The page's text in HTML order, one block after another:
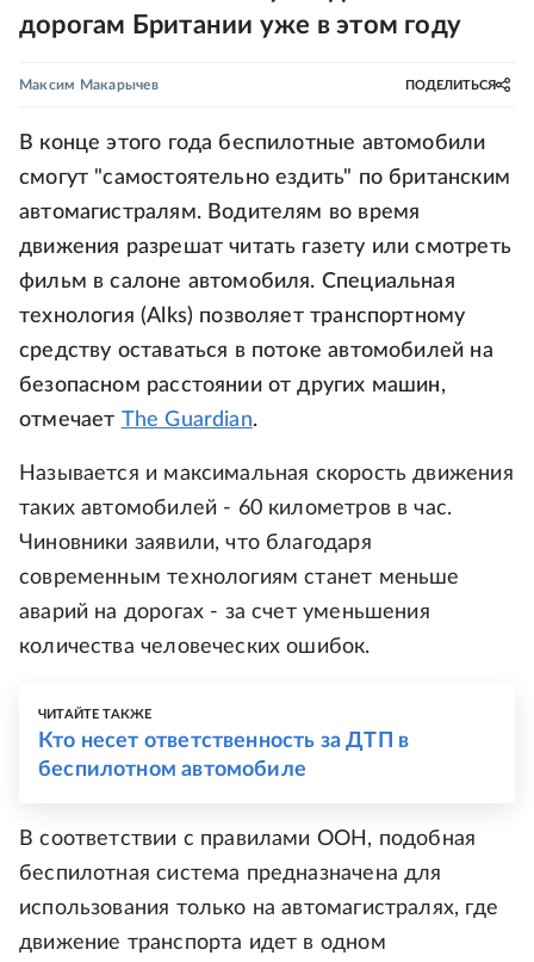
дорогам Британии уже в этом году
Максим Макарычев ПОДЕЛИТЬСЯ
В конце этого года беспилотные автомобили
смогут "самостоятельно ездить" по британским
автомагистралям. Водителям во время
движения разрешат читать газету или смотреть
фильм в салоне автомобиля. Специальная
технология (Alks) позволяет транспортному
средству оставаться в потоке автомобилей на
безопасном расстоянии от других машин,
отмечает The Guardian.
Называется и максимальная скорость движения
таких автомобилей - 60 километров в час.
Чиновники заявили, что благодаря
современным технологиям станет меньше
аварий на дорогах - за счет уменьшения
количества человеческих ошибок.
ЧИТАЙТЕ ТАКЖЕ
Кто несет ответственность за ДТП в
беспилотном автомобиле
В соответствии с правилами ООН, подобная
беспилотная система предназначена для
использования только на автомагистралях, где
движение транспорта идет в одном